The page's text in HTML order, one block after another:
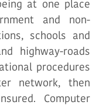
at one place
and non-
schools and
highway-roads
procedures
network, then
Computer